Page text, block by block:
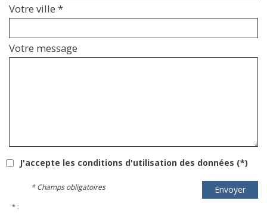
Votre ville *
Votre message
J'accepte les conditions d'utilisation des données (*)
Envoyer
* Champs obligatoires
* :